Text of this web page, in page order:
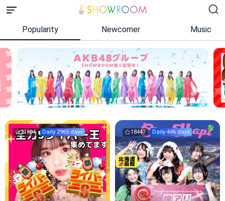
Popularity Newcomer Music
21804 Daily 2965 days 18447 Daily 446 days